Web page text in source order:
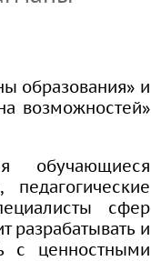
образования» и
возможностей»
обучающиеся
сфер
разрабатывать и
с ценностными